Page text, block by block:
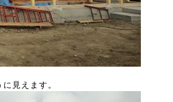
見えます。